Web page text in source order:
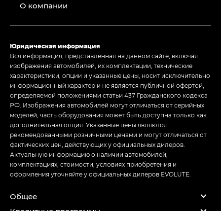
О компании
Юридическая информация
Вся информация, представленная на данном сайте, включая
изображения автомобилей, их комплектации, технические
характеристики, опции и указанные цены, носит исключительно
информационный характер и не является публичной офертой,
определяемой положениями статьи 437 Гражданского кодекса
РФ. Изображения автомобилей могут отличаться от серийных
моделей, часть оборудования может быть доступна только как
дополнительная опция. Указанные цены являются
рекомендованными розничными ценами и могут отличаться от
фактических цен, действующих у официальных дилеров.
Актуальную информацию о наличии автомобилей,
комплектациях, стоимости, условиях приобретения и
оформления уточняйте у официальных дилеров EVOLUTE.
Общее